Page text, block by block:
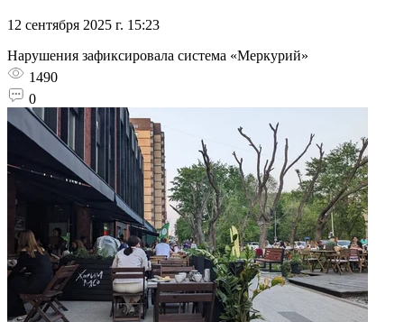
12 сентября 2025 г. 15:23
Нарушения зафиксировала система «Меркурий»
1490
0